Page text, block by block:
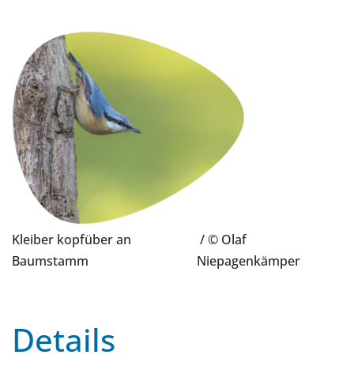
Kleiber kopfüber an
Baumstamm
/ © Olaf
Niepagenkämper
Details